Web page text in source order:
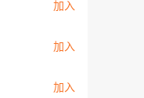
加入
加入
加入